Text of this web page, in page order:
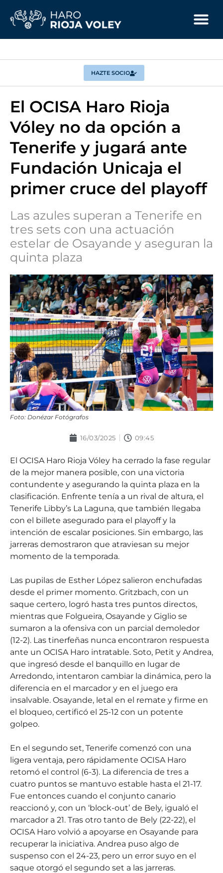
HAZTE SOCIO
El OCISA Haro Rioja
Vóley no da opción a
Tenerife y jugará ante
Fundación Unicaja el
primer cruce del playoff
Las azules superan a Tenerife en
tres sets con una actuación
estelar de Osayande y aseguran la
quinta plaza
Foto: Donézar Fotógrafos
16/03/2025 09:45
El OCISA Haro Rioja Vóley ha cerrado la fase regular
de la mejor manera posible, con una victoria
contundente y asegurando la quinta plaza en la
clasificación. Enfrente tenía a un rival de altura, el
Tenerife Libby’s La Laguna, que también llegaba
con el billete asegurado para el playoff y la
intención de escalar posiciones. Sin embargo, las
jarreras demostraron que atraviesan su mejor
momento de la temporada.
Las pupilas de Esther López salieron enchufadas
desde el primer momento. Gritzbach, con un
saque certero, logró hasta tres puntos directos,
mientras que Folgueira, Osayande y Giglio se
sumaron a la ofensiva con un parcial demoledor
(12-2). Las tinerfeñas nunca encontraron respuesta
ante un OCISA Haro intratable. Soto, Petit y Andrea,
que ingresó desde el banquillo en lugar de
Arredondo, intentaron cambiar la dinámica, pero la
diferencia en el marcador y en el juego era
insalvable. Osayande, letal en el remate y firme en
el bloqueo, certificó el 25-12 con un potente
golpeo.
En el segundo set, Tenerife comenzó con una
ligera ventaja, pero rápidamente OCISA Haro
retomó el control (6-3). La diferencia de tres a
cuatro puntos se mantuvo estable hasta el 21-17.
Fue entonces cuando el conjunto canario
reaccionó y, con un ‘block-out’ de Bely, igualó el
marcador a 21. Tras otro tanto de Bely (22-22), el
OCISA Haro volvió a apoyarse en Osayande para
recuperar la iniciativa. Andrea puso algo de
suspenso con el 24-23, pero un error suyo en el
saque otorgó el segundo set a las jarreras.